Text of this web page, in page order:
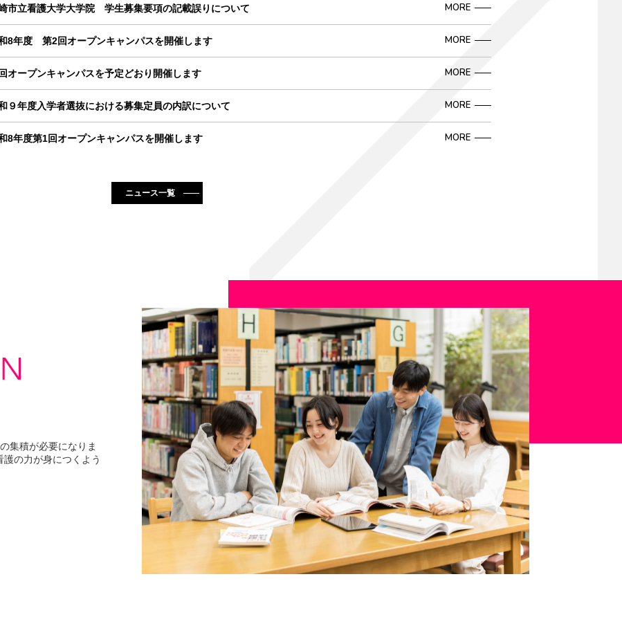
市立看護大学大学院 学生募集要項の記載誤りについて MORE
和8年度 第2回オープンキャンパスを開催します MORE
オープンキャンパスを予定どおり開催します MORE
９年度入学者選抜における募集定員の内訳について MORE
8年度第1回オープンキャンパスを開催します MORE
ニュース一覧
集積が必要になりま
の力が身につくよう